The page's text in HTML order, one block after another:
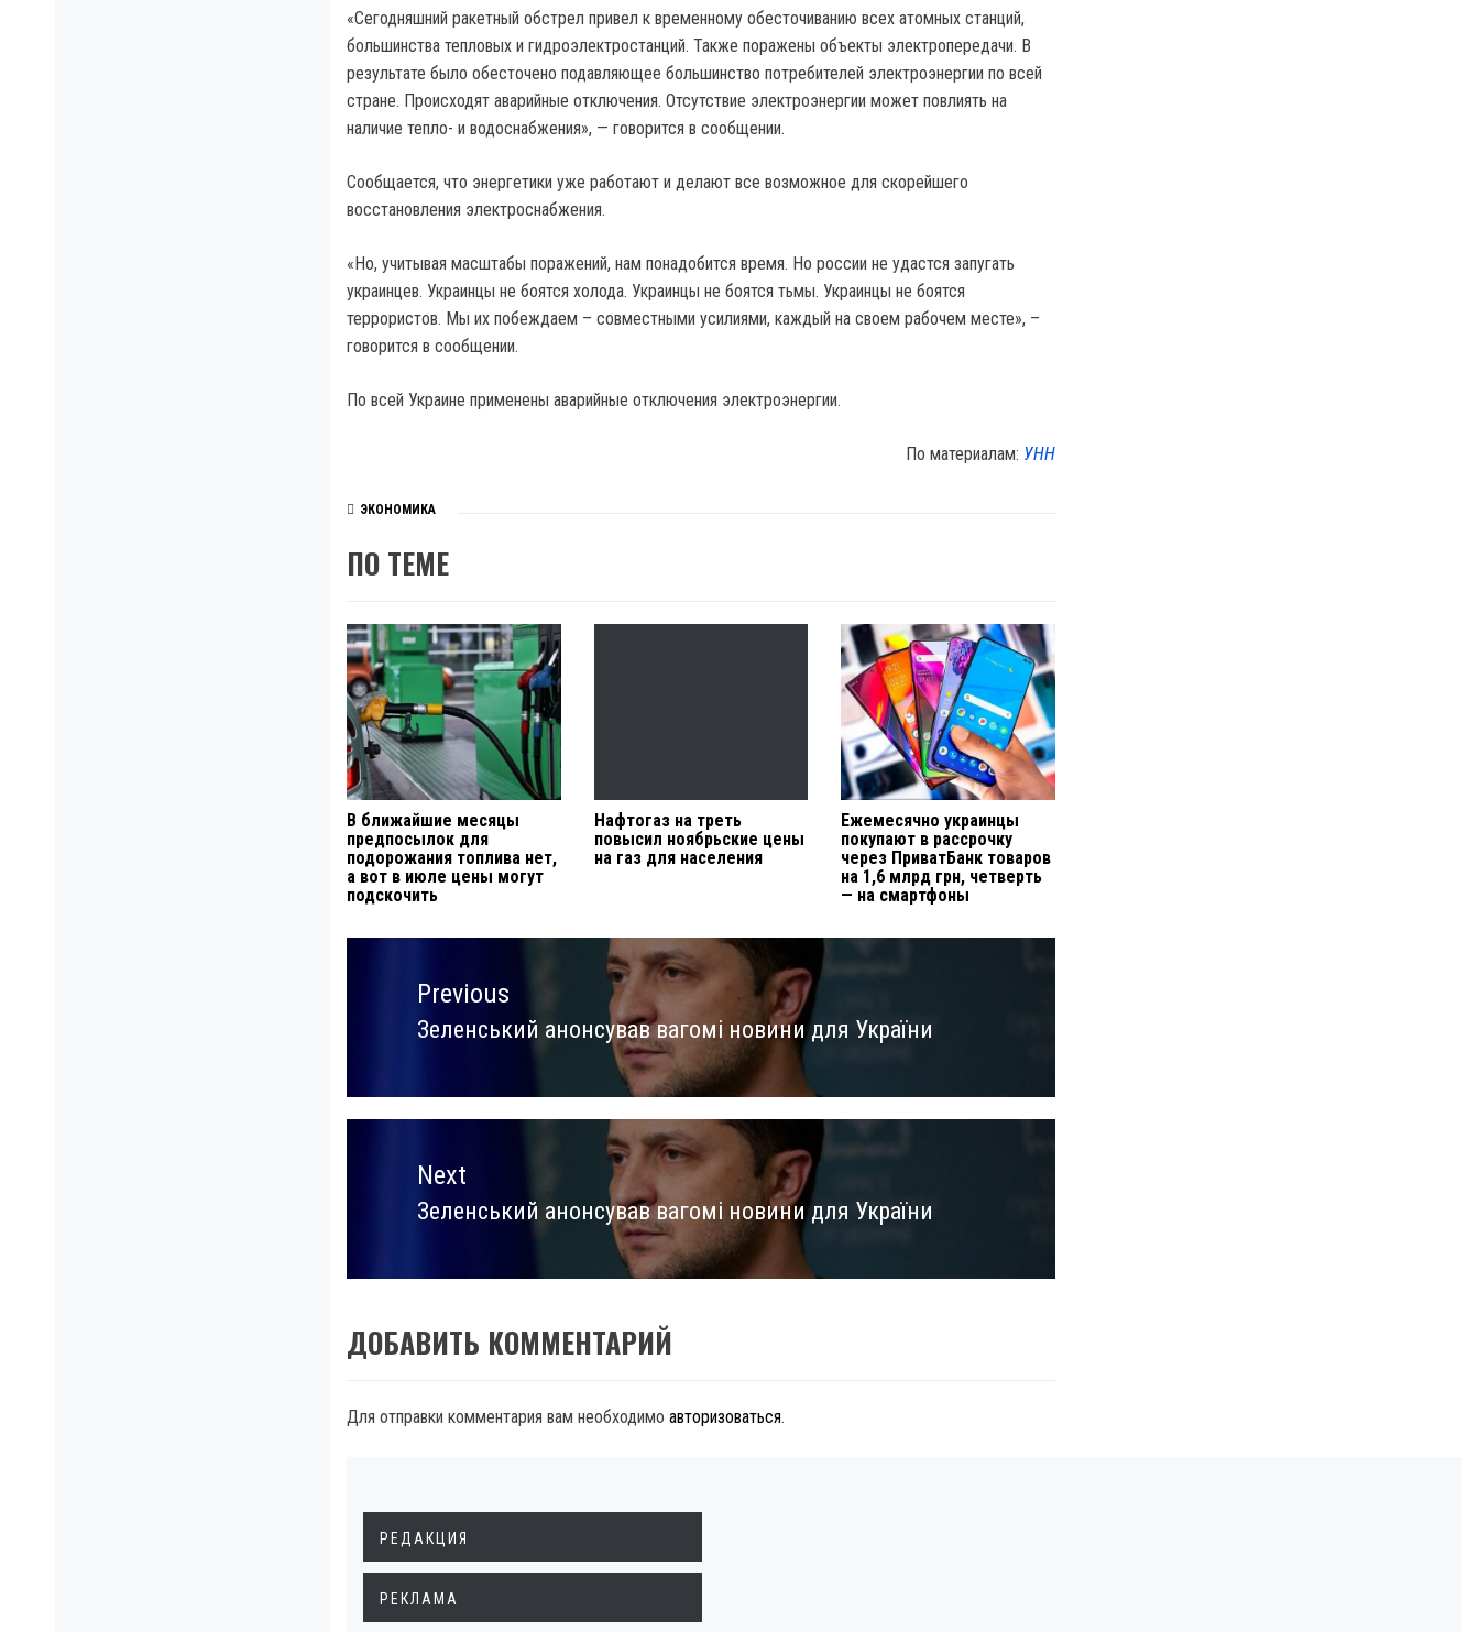
«Сегодняшний ракетный обстрел привел к временному обесточиванию всех атомных станций,
большинства тепловых и гидроэлектростанций. Также поражены объекты электропередачи. В
результате было обесточено подавляющее большинство потребителей электроэнергии по всей
стране. Происходят аварийные отключения. Отсутствие электроэнергии может повлиять на
наличие тепло- и водоснабжения», — говорится в сообщении.
Сообщается, что энергетики уже работают и делают все возможное для скорейшего
восстановления электроснабжения.
«Но, учитывая масштабы поражений, нам понадобится время. Но россии не удастся запугать
украинцев. Украинцы не боятся холода. Украинцы не боятся тьмы. Украинцы не боятся
террористов. Мы их побеждаем – совместными усилиями, каждый на своем рабочем месте», –
говорится в сообщении.
По всей Украине применены аварийные отключения электроэнергии.
По материалам: УНН
ЭКОНОМИКА
ПО ТЕМЕ
В ближайшие месяцы
предпосылок для
подорожания топлива нет,
а вот в июле цены могут
подскочить
Нафтогаз на треть
повысил ноябрьские цены
на газ для населения
Ежемесячно украинцы
покупают в рассрочку
через ПриватБанк товаров
на 1,6 млрд грн, четверть
— на смартфоны
Навигация
записямPrevious
Previous
Зеленський анонсував вагомі новини для України
Next
Next
Зеленський анонсував вагомі новини для України
ДОБАВИТЬ КОММЕНТАРИЙ
Для отправки комментария вам необходимо авторизоваться.
РЕДАКЦИЯ
РЕКЛАМА